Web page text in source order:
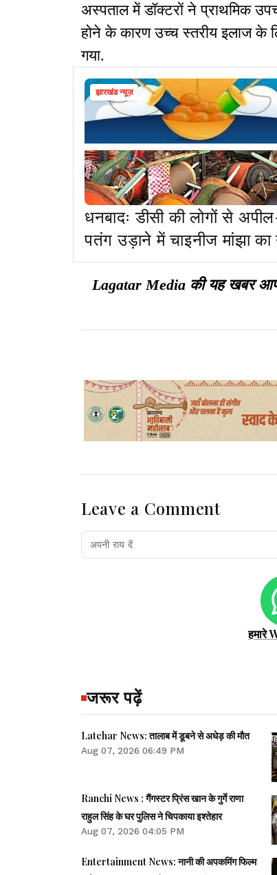
अस्पताल में डॉक्टरों ने प्राथमिक
होने के कारण उच्च स्तरीय इलाज के
गया.
झारखंड न्यूज़
धनबादः डीसी की लोगों से
पतंग उड़ाने में चाइनीज मांझा का
करें इस्तेमाल
Lagatar Media की यह खबर
Leave a Comment
हमारे
जरूर पढ़ें
Latehar News: तालाब में डूबने से अधेड़ की मौत
Aug 07, 2026 06:49 PM
Ranchi News : गैंगस्टर प्रिंस खान के गुर्गे राणा
राहुल सिंह के घर पुलिस ने चिपकाया इश्तेहार
Aug 07, 2026 04:05 PM
Entertainment News: नानी की अपकमिंग फिल्म